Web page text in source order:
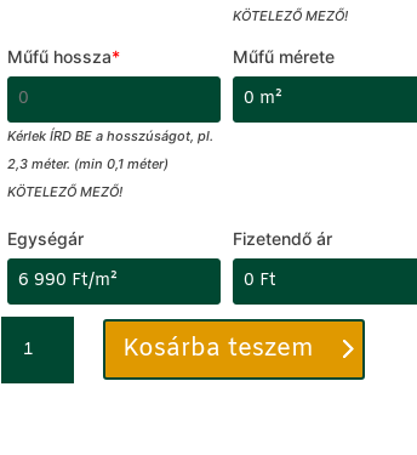
KÖTELEZŐ MEZŐ!
Műfű hossza*
Kérlek ÍRD BE a hosszúságot, pl.
2,3 méter. (min 0,1 méter)
KÖTELEZŐ MEZŐ!
Műfű mérete
Egységár Fizetendő ár
k
40mm
-
Kosárba teszem